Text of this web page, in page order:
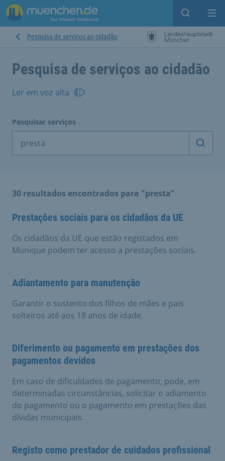
Open
Pesquisa de serviços ao cidadão
Pesquisa de serviços ao cidadão
Ler em voz alta
Pesquisar serviços
30 resultados encontrados para "presta"
Prestações sociais para os cidadãos da UE
Os cidadãos da UE que estão registados em
Munique podem ter acesso a prestações sociais.
Adiantamento para manutenção
Garantir o sustento dos filhos de mães e pais
solteiros até aos 18 anos de idade.
Diferimento ou pagamento em prestações dos
pagamentos devidos
Em caso de dificuldades de pagamento, pode, em
determinadas circunstâncias, solicitar o adiamento
do pagamento ou o pagamento em prestações das
dívidas municipais.
Registo como prestador de cuidados profissional